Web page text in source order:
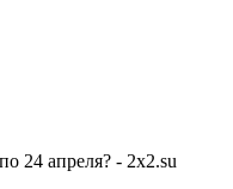
24 апреля? - 2x2.su